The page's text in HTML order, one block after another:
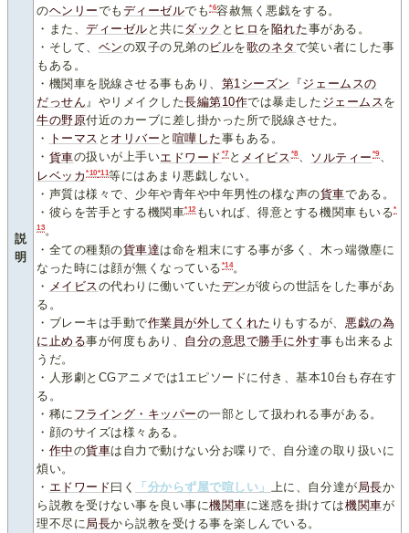
説
明
のヘンリーでも ディーゼルでも*6容赦無く悪戯をする。
・また、ディーゼル と共にダック と ヒロ を 陥れた事がある。
・そして、 ベンの双子の兄弟のビルを歌のネタ で笑い者にした事
もある。
・機関車を脱線させる事もあり、 第1シーズン 『ジェームスの
だっせん』やリメイクした長編第10作では暴走した ジェームスを
牛の野原付近のカーブに差し掛かった所で脱線させた。
・
トーマス と オリバー と 喧嘩 した事もある。
・ 貨車の扱いが上手いエドワード *7と メイビス*8、 ソルティー *9、
レベッカ*10*11等にはあまり悪戯しない。
・声質は様々で、少年や青年や中年男性の様な声の貨車である。
・彼らを苦手とする機関車*12もいれば、得意とする機関車もいる*
13。
・全ての種類の貨車達は命を粗末にする事が多く、木っ端微塵に
なった時には顔が無くなっている *14。
・ メイビス の代わりに働いていたデンが彼らの世話をした事があ
る。
・ブレーキは手動で作業員が外してくれた りもするが、 悪戯の為
に止める事が何度もあり、 自分の意思で勝手に外す事も出来るよ
うだ。
・人形劇とCGアニメでは1エピソードに付き、基本10台も存在す
る。
・稀に フライング・キッパーの一部として扱われる事がある。
・顔のサイズは様々ある。
・ 作中の貨車は自力で動けない分お喋りで、自分達の取り扱いに
煩い。
・ エドワード曰く 「分からず屋で喧しい」 上に、自分達が 局長か
ら説教を受けない事を良い事に機関車に迷惑を掛けては機関車が
理不尽に 局長から説教を受ける事を楽しんでいる。